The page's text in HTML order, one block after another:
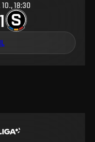
10., 18:30
1